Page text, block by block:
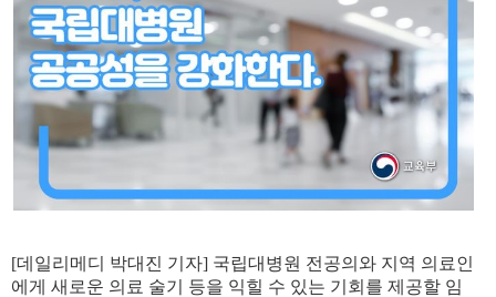
[데일리메디 박대진 기자] 국립대병원 전공의와 지역 의료인
에게 새로운 의료 술기 등을 익힐 수 있는 기회를 제공할 임